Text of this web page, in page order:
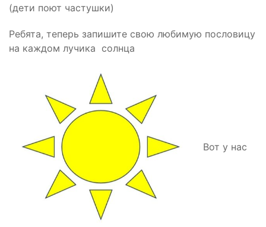
(дети поют частушки)
Ребята, теперь запишите свою любимую пословицу
на каждом лучика солнца
Вот у нас